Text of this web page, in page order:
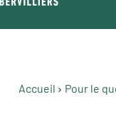
Accueil Pour le